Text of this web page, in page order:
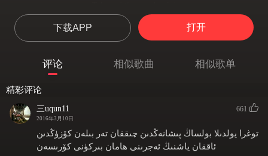
不要多想了
Sadece çevirme gözlerini !
只要睁开你的眼睛
相信微笑就够了
Ne Aşklar gördü bu sahil ,
也没有发觉我们的爱从海岸来临
下载APP 打开
评论 相似歌曲 相似歌单
精彩评论
三uqun11
2016年3月10日
661
توغرا يولدىلا بولساڭ پىشانەڭدىن چىققان تەر بىلەن كۆزۈڭدىن
ئاققان ياشنىڭ ئەجرىنى ھامان بىركۈنى كۆرىسەن